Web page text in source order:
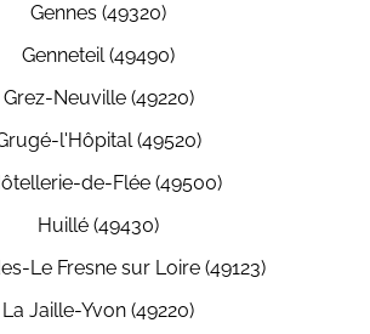
Gennes (49320)
Genneteil (49490)
Grez-Neuville (49220)
l'Hôpital (49520)
de-Flée (49500)
Huillé (49430)
Le Fresne sur Loire (49123)
La Jaille-Yvon (49220)